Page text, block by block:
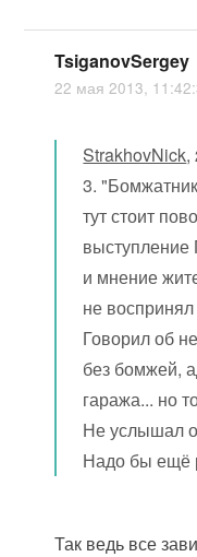
TsiganovSergey
22 мая 2013,
StrakhovNick,
3.
тут стоит
выступление
и мнение
не
Говорил об
без бомжей,
гаража... но
Не услышал
Надо бы ещё
Так ведь все